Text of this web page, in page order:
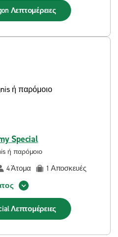
Λεπτομέρειες
Special
ή παρόμοιο
4Άτομα 1 Αποσκευές
Λεπτομέρειες